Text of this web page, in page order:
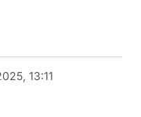
13:11